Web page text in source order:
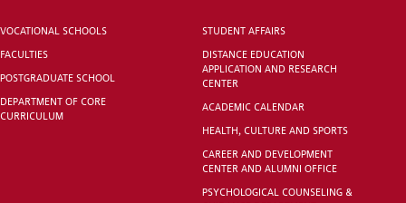
SCHOOL
VOCATIONAL SCHOOLS
FACULTIES
POSTGRADUATE SCHOOL
DEPARTMENT OF CORE
CURRICULUM
STUDENT AFFAIRS
DISTANCE EDUCATION
APPLICATION AND RESEARCH
CENTER
ACADEMIC CALENDAR
HEALTH, CULTURE AND SPORTS
CAREER AND DEVELOPMENT
CENTER AND ALUMNI OFFICE
PSYCHOLOGICAL COUNSELING &